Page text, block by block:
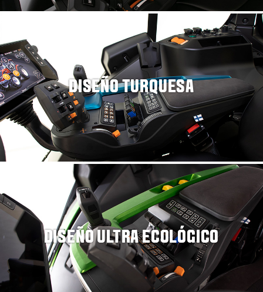
DISEÑO TURQUESA
DISEÑO ULTRA ECOLÓGICO